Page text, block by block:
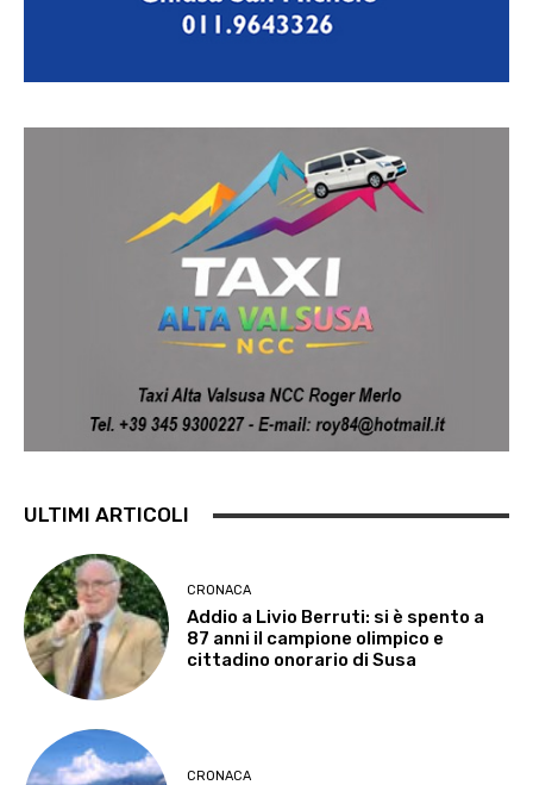
ULTIMI ARTICOLI
CRONACA
Addio a Livio Berruti: si è spento a
87 anni il campione olimpico e
cittadino onorario di Susa
CRONACA